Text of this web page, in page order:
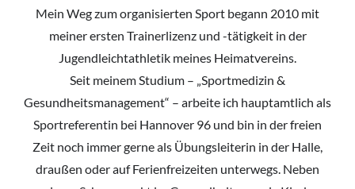
Mein Weg zum organisierten Sport begann 2010 mit
meiner ersten Trainerlizenz und -tätigkeit in der
Jugendleichtathletik meines Heimatvereins.
Seit meinem Studium – „Sportmedizin &
Gesundheitsmanagement“ – arbeite ich hauptamtlich als
Sportreferentin bei Hannover 96 und bin in der freien
Zeit noch immer gerne als Übungsleiterin in der Halle,
draußen oder auf Ferienfreizeiten unterwegs. Neben